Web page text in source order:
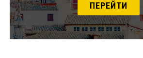
ПЕРЕЙТИ